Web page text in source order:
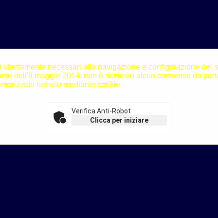
[V]
necessari alla navigazione e configurazione del
dell'8 maggio 2014, non è richiesto alcun consenso da
nel sito mediante cookie.
Verifica Anti-Robot
Clicca per iniziare